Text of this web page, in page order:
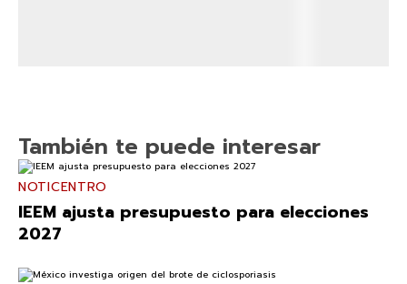
También te puede interesar
NOTICENTRO
IEEM ajusta presupuesto para elecciones
2027